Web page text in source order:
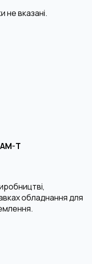
не вказані.
T
обладнання для